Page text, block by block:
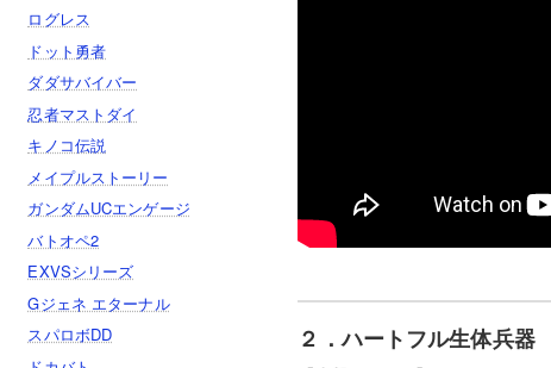
ログレス
ドット勇者
ダダサバイバー
忍者マストダイ
キノコ伝説
メイプルストーリー
ガンダムUCエンゲージ
バトオペ2
EXVSシリーズ
Gジェネ エターナル
スパロボDD
２．ハートフル生体兵